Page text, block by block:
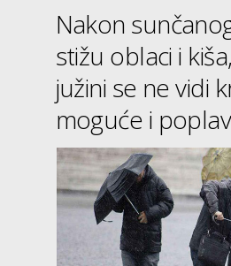
Nakon
stižu oblaci i
južini se ne vidi
moguće i